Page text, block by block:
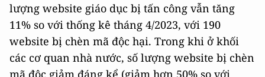
lượng website giáo dục bị tấn công vẫn tăng
11% so với thống kê tháng 4/2023, với 190
website bị chèn mã độc hại. Trong khi ở khối
các cơ quan nhà nước, số lượng website bị chèn
mã độc giảm đáng kể (giảm hơn 50% so với